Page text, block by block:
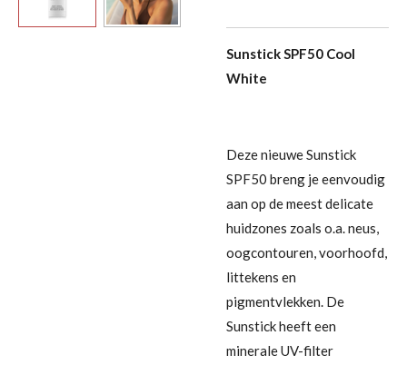
Sunstick SPF50 Cool
White
Deze nieuwe Sunstick
SPF50 breng je eenvoudig
aan op de meest delicate
huidzones zoals o.a. neus,
oogcontouren, voorhoofd,
littekens en
pigmentvlekken. De
Sunstick heeft een
minerale UV-filter